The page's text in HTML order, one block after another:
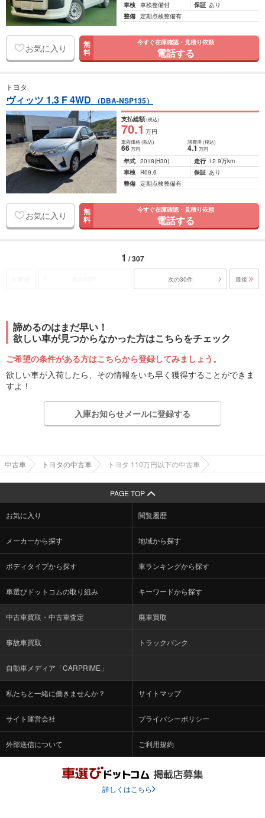
車検 車検整備付 保証 あり
整備 定期点検整備有
お気に入り 無
料
今すぐ在庫確認・見積り依頼
電話する
トヨタ
ヴィッツ 1.3 F 4WD （DBA-NSP135）
支払総額(税込)
70.1 万円
車両価格(税込)
66万円
諸費用 (税込)
4.1 万円
年式 2018(H30) 走行 12.9万km
車検
R09.6 保証 あり
整備 定期点検整備有
お気に入り 無
料
今すぐ在庫確認・見積り依頼
電話する
1 / 307
次の30件 最後
諦めるのはまだ早い！
欲しい車が見つからなかった方はこちらをチェック
ご希望の条件がある方はこちらから登録してみましょう。
欲しい車が入荷したら、その情報をいち早く獲得することができま
すよ！
入庫お知らせメールに登録する
中古車 トヨタの中古車 トヨタ 110万円以下の中古車
PAGE TOP
お気に入り 閲覧履歴
メーカーから探す 地域から探す
ボディタイプから探す 車ランキングから探す
車選びドットコムの取り組み キーワードから探す
中古車買取・中古車査定 廃車買取
事故車買取 トラックバンク
自動車メディア「CARPRIME」
私たちと一緒に働きませんか？ サイトマップ
サイト運営会社 プライバシーポリシー
外部送信について ご利用規約
詳しくはこちら